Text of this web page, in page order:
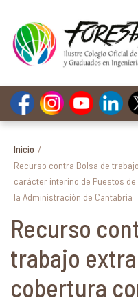
Inicio /
Recurso contra Bolsa de
carácter interino de Puestos
la Administración de Cantabria
Recurso
trabajo
cobertura